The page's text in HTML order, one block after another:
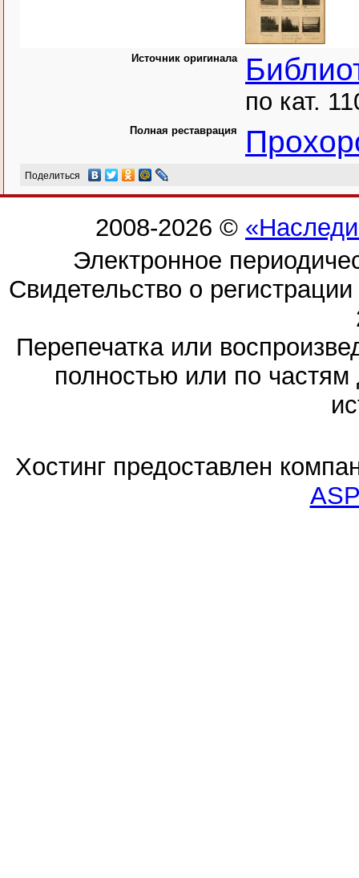
Источник оригинала
по кат.
Полная реставрация
Поделиться
2008-2026 ©
Электронное
Свидетельство о
Перепечатка или
полностью или по частям
Хостинг предоставлен